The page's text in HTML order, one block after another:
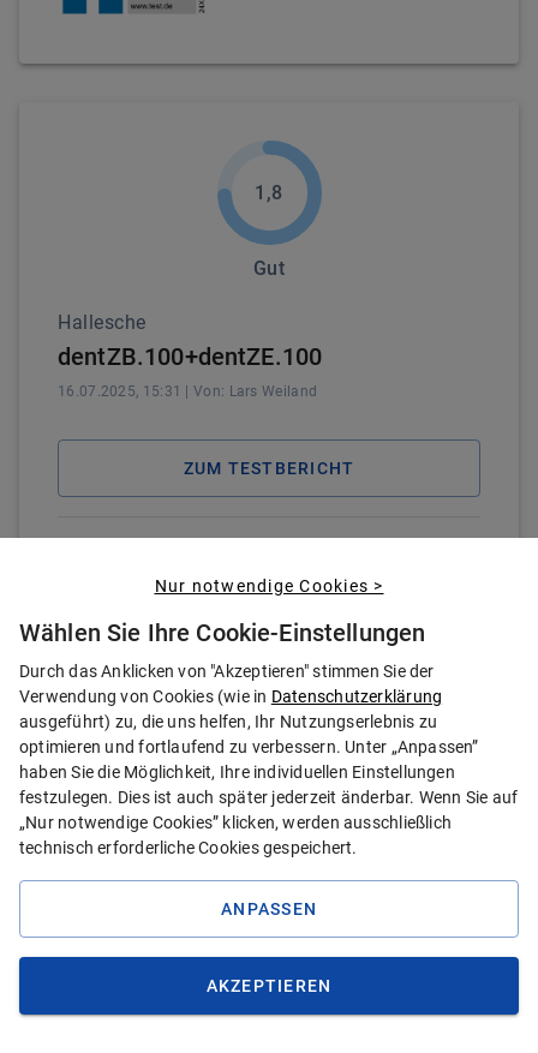
1,8
Gut
Hallesche
dentZB.100+dentZE.100
16.07.2025, 15:31 | Von: Lars Weiland
ZUM TESTBERICHT
0,8) bewertet.
1,8
GIGA.Dent Junior
| Von:Lars Weiland
PREIS BERECHNEN
Nur notwendige Cookies >
Wählen Sie Ihre Cookie-Einstellungen
Durch das Anklicken von "Akzeptieren" stimmen Sie der
Verwendung von Cookies (wie in Datenschutzerklärung
ausgeführt) zu, die uns helfen, Ihr Nutzungserlebnis zu
optimieren und fortlaufend zu verbessern. Unter „Anpassen”
haben Sie die Möglichkeit, Ihre individuellen Einstellungen
festzulegen. Dies ist auch später jederzeit änderbar. Wenn Sie auf
„Nur notwendige Cookies” klicken, werden ausschließlich
technisch erforderliche Cookies gespeichert.
ANPASSEN
AKZEPTIEREN